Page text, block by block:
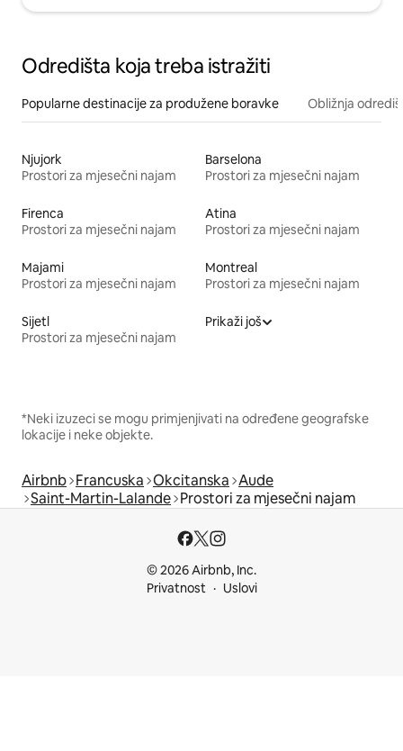
Odredišta koja treba istražiti
Popularne destinacije za produžene boravke Obližnja
Njujork
Prostori za mjesečni najam
Barselona
Prostori za mjesečni najam
Firenca
Prostori za mjesečni najam
Atina
Prostori za mjesečni najam
Majami
Prostori za mjesečni najam
Montreal
Prostori za mjesečni najam
Sijetl
Prostori za mjesečni najam
Prikaži još
*Neki izuzeci se mogu primjenjivati na određene geografske
lokacije i neke objekte.
Airbnb Francuska Okcitanska Aude
Saint-Martin-Lalande Prostori za mjesečni najam
© 2026 Airbnb, Inc.
Privatnost
Uslovi